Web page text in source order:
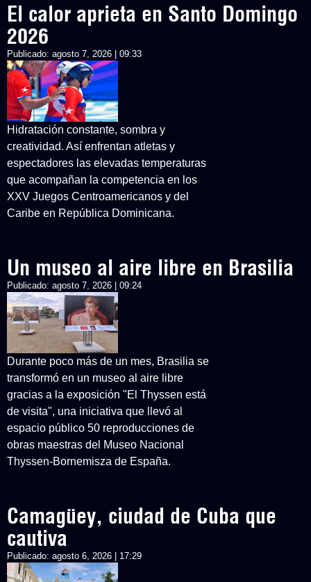
El calor aprieta en Santo Domingo
2026
Publicado: agosto 7, 2026 | 09:33
Hidratación constante, sombra y
creatividad. Así enfrentan atletas y
espectadores las elevadas temperaturas
que acompañan la competencia en los
XXV Juegos Centroamericanos y del
Caribe en República Dominicana.
Un museo al aire libre en Brasilia
Publicado: agosto 7, 2026 | 09:24
Durante poco más de un mes, Brasilia se
transformó en un museo al aire libre
gracias a la exposición "El Thyssen está
de visita", una iniciativa que llevó al
espacio público 50 reproducciones de
obras maestras del Museo Nacional
Thyssen-Bornemisza de España.
Camagüey, ciudad de Cuba que
cautiva
Publicado: agosto 6, 2026 | 17:29